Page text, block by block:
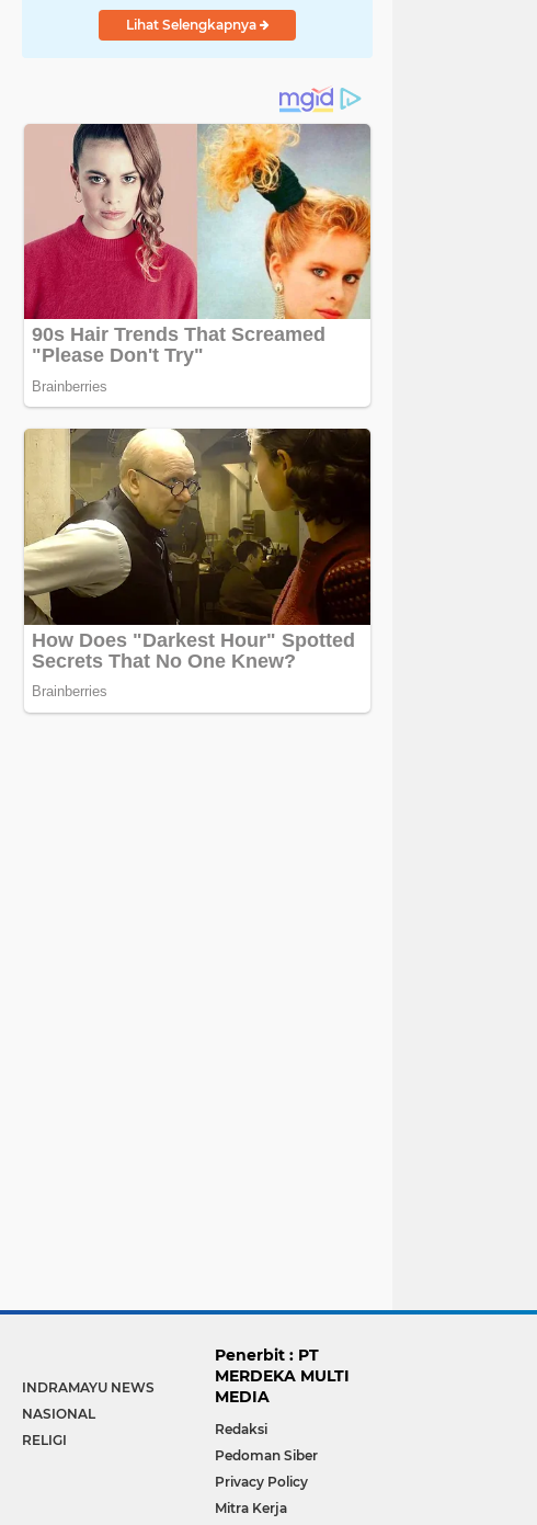
Ulumuddin
Lihat Selengkapnya
INDRAMAYU NEWS
NASIONAL
RELIGI
Penerbit : PT
MERDEKA MULTI
MEDIA
Redaksi
Pedoman Siber
Privacy Policy
Mitra Kerja